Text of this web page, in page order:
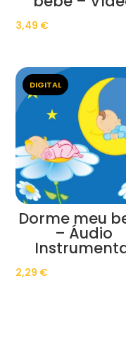
3,49 €
DIGITAL
Dorme meu
– Áudio
2,29 €